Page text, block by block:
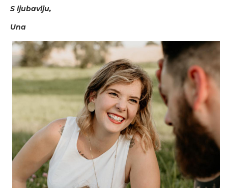
S ljubavlju,
Una